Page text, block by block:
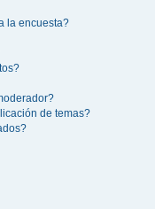
la encuesta?
de temas?